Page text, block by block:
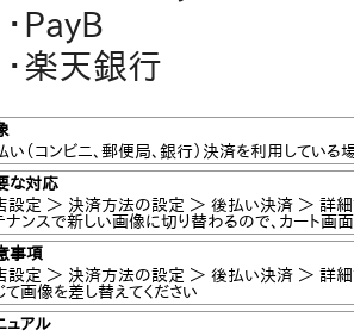
PayB
楽天銀行
い（コンビニ、郵便局、銀行）決済を利用している
な対応
設定 ＞ 決済方法の設定 ＞ 後払い決済 ＞ 詳
ナンスで新しい画像に切り替わるので、カート画
事項
設定 ＞ 決済方法の設定 ＞ 後払い決済 ＞ 詳
て画像を差し替えてください
ュアル